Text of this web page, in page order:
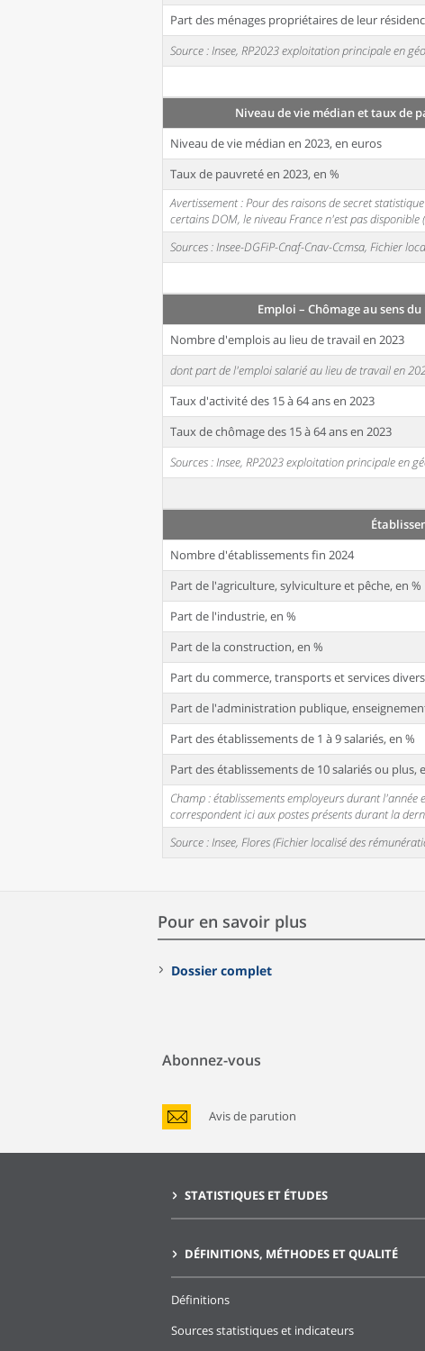
Part des ménages propriétaires de leur
Source : Insee, RP2023 exploitation principale en
Niveau de vie médian et taux de
Niveau de vie médian en 2023, en euros
Taux de pauvreté en 2023, en %
Avertissement : Pour des raisons de secret
certains DOM, le niveau France n'est pas
Sources : Insee-DGFiP-Cnaf-Cnav-Ccmsa, Fichier
Emploi – Chômage au sens
Nombre d'emplois au lieu de travail en 2023
dont part de l'emploi salarié au lieu de travail en
Taux d'activité des 15 à 64 ans en 2023
Taux de chômage des 15 à 64 ans en 2023
Sources : Insee, RP2023 exploitation principale en
Nombre d'établissements fin 2024
Part de l'agriculture, sylviculture et pêche, en %
Part de l'industrie, en %
Part de la construction, en %
Part du commerce, transports et services
Part de l'administration publique,
Part des établissements de 1 à 9 salariés, en %
Part des établissements de 10 salariés ou plus,
Champ : établissements employeurs durant l'année
correspondent ici aux postes présents durant la
Source : Insee, Flores (Fichier localisé des
Pour en savoir plus
Dossier complet
Abonnez-vous
Avis de parution
STATISTIQUES ET ÉTUDES
DÉFINITIONS, MÉTHODES ET QUALITÉ
Définitions
Sources statistiques et indicateurs